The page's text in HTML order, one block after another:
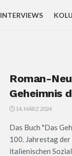
INTERVIEWS
Roman-
Geheimnis
14. MÄRZ 2024
Das Buch "Das
100. Jahrestag
italienischen